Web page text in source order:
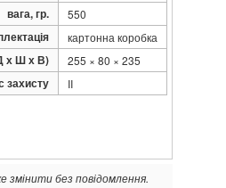
вага, гр. 550
картонна коробка
х Ш х В) 255 × 80 × 235
захисту II
змінити без повідомлення.